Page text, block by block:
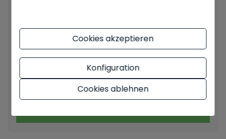
2016/679 (GDPR).+ Info
Datenschutzbestimmungen gelesenund akzeptiere sie.
Ich akzeptiere kommerzielle Einsendungen
Cookies akzeptieren
Konfiguration
Cookies ablehnen